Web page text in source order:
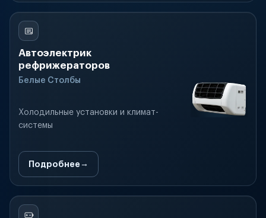
Автоэлектрик
рефрижераторов
Белые Столбы
Холодильные установки и климат-
системы
Подробнее